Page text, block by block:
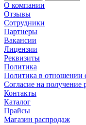
О компании
Отзывы
Сотрудники
Партнеры
Вакансии
Лицензии
Реквизиты
Политика
Политика в отношении
Согласие на
Контакты
Каталог
Прайсы
Магазин распродаж